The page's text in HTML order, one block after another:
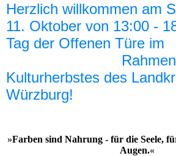
Herzlich willkommen am
11. Oktober von 13:00 -
Tag der
Rahmen
Kulturherbstes des
Würzburg!
»Farben sind Nahrung - für die Seele,
Augen.«